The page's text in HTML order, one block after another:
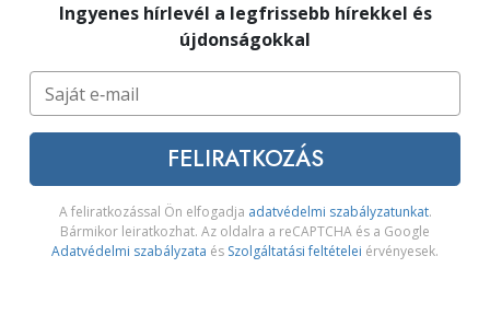
Ingyenes hírlevél a legfrissebb hírekkel és
újdonságokkal
FELIRATKOZÁS
A feliratkozással Ön elfogadja adatvédelmi szabályzatunkat.
Bármikor leiratkozhat. Az oldalra a reCAPTCHA és a Google
Adatvédelmi szabályzata és Szolgáltatási feltételei érvényesek.